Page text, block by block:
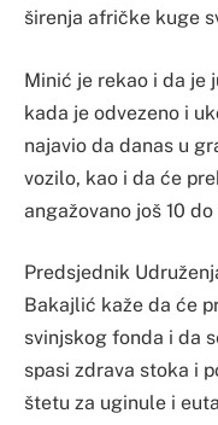
širenja afričke kuge
Minić je rekao i da je
kada je odvezeno i
najavio da danas u
vozilo, kao i da će
angažovano još 10
Predsjednik
Bakajlić kaže da će
svinjskog fonda i da
spasi zdrava stoka i
štetu za uginule i